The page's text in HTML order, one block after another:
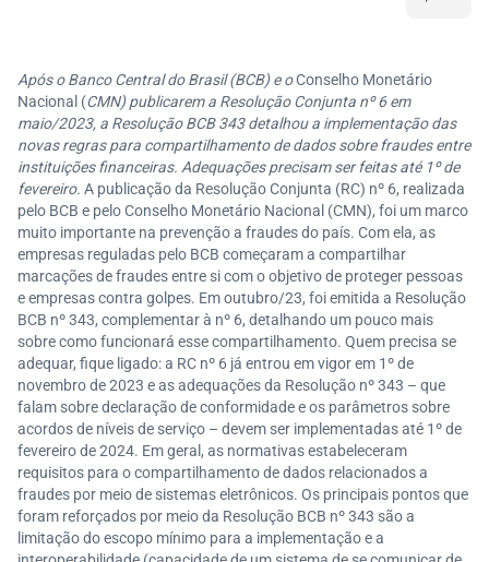
Após o Banco Central do Brasil (BCB) e oConselho Monetário
Nacional (CMN) publicarem a Resolução Conjunta nº 6 em
maio/2023, a Resolução BCB 343 detalhou a implementação das
novas regras para compartilhamento de dados sobre fraudes entre
instituições financeiras. Adequações precisam ser feitas até 1º de
fevereiro. A publicação da Resolução Conjunta (RC) nº 6, realizada
pelo BCB e pelo Conselho Monetário Nacional (CMN), foi um marco
muito importante na prevenção a fraudes do país. Com ela, as
empresas reguladas pelo BCB começaram a compartilhar
marcações de fraudes entre si com o objetivo de proteger pessoas
e empresas contra golpes. Em outubro/23, foi emitida a Resolução
BCB nº 343, complementar à nº 6, detalhando um pouco mais
sobre como funcionará esse compartilhamento. Quem precisa se
adequar, fique ligado: a RC nº 6 já entrou em vigor em 1º de
novembro de 2023 e as adequações da Resolução nº 343 – que
falam sobre declaração de conformidade e os parâmetros sobre
acordos de níveis de serviço – devem ser implementadas até 1º de
fevereiro de 2024. Em geral, as normativas estabeleceram
requisitos para o compartilhamento de dados relacionados a
fraudes por meio de sistemas eletrônicos. Os principais pontos que
foram reforçados por meio da Resolução BCB nº 343 são a
limitação do escopo mínimo para a implementação e a